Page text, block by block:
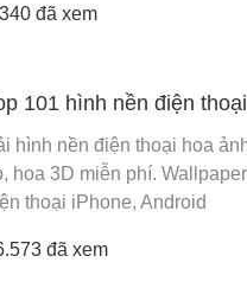
đã xem
101 hình nền điện
hình nền điện thoại hoa
hoa 3D miễn phí.
thoại iPhone, Android
đã xem